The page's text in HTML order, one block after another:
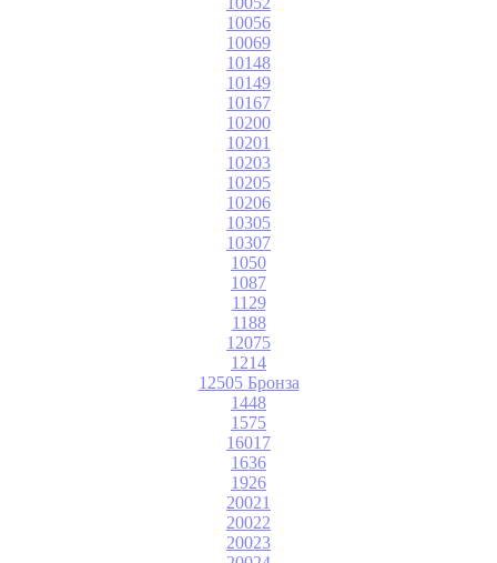
10056
10069
10148
10149
10167
10200
10201
10203
10205
10206
10305
10307
1050
1087
1129
1188
12075
1214
12505 Бронза
1448
1575
16017
1636
1926
20021
20022
20023